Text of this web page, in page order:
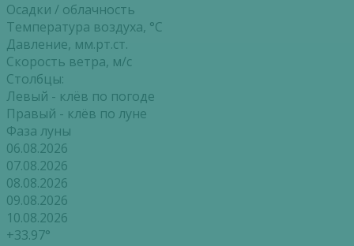
Осадки / облачность
Температура воздуха, °С
Давление, мм.рт.ст.
Скорость ветра, м/с
Столбцы:
Левый - клёв по погоде
Правый - клёв по луне
Фаза луны
06.08.2026
07.08.2026
08.08.2026
09.08.2026
10.08.2026
+33.97°